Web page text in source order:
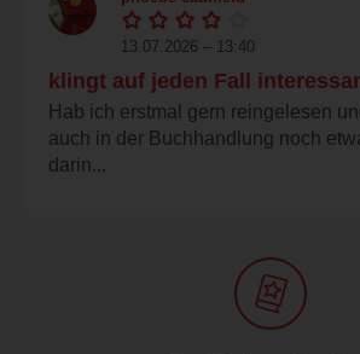
13.07.2026 – 13:40
klingt auf jeden Fall
Hab ich erstmal gern reingelesen
auch in der Buchhandlung noch
darin...